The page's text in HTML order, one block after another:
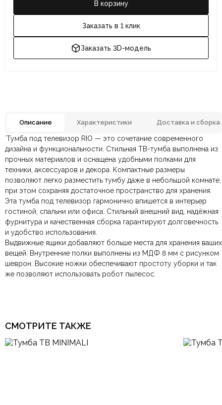
В корзину
Заказать в 1 клик
Заказать 3D-модель
Описание Характеристики Доставка и сборка
`Тумба под телевизор RIO — это сочетание современного
дизайна и функциональности. Стильная ТВ-тумба выполнена из
прочных материалов и оснащена удобными полками для
техники, аксессуаров и декора. Компактные размеры
позволяют легко разместить тумбу даже в небольшой комнате,
при этом сохраняя достаточное пространство для хранения.
Эта тумба под телевизор гармонично впишется в интерьер
гостиной, спальни или офиса. Стильный внешний вид, надёжная
фурнитура и качественная сборка гарантируют долговечность
и удобство использования.
Выдвижные ящики добавляют больше места для хранения ваших
вещей. Внутренние полки выполнены из МДФ 8 мм с рисунком
шеврон. Высокие ножки обеспечивают простоту уборки и так
же позволяют использовать робот пылесос.
Материал
Ламинат, МДФ, Металл,
Экокожа
Размеры ШxГxВ 2090x480x510 мм.
Цвет Бронза, Черный
Конструкция На деревянных ножках
Форма Прямоугольная
Высокие, Распашные
Арт-Деко, Итальянский,
Кантри, Лофт,
По всей России:отправляем через транспортную
компаниюСДЭК. Срок доставки — до 7 дней.
По Москве и Санкт-Петербургу:быстрая
Яндекс.Доставка— доставка в день заказа.
Оплата в салоне-магазине— наличными или картой
при самовывозе.
Безналичная оплата по счёту— для юридических и
физических лиц.
Онлайн оплата картой— быстрая и безопасная через
сайт.
Отзывов ещё нет. Напишите первым.
Ваша общая оценка
Заголовок вашего отзыва
Этот отзыв основан на моём опыте и выражает моё личное
СМОТРИТЕ ТАКЖЕ